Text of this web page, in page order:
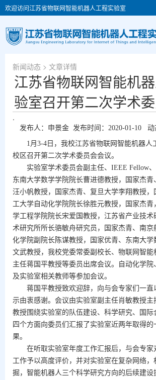
欢迎访问江苏省物联网智能机器人工程实验室
新闻动态 > 文章详情
江苏省物联网智能机
验室召开第二次学术
.
发布人：申景金 发布时间：2020-01-10 动
1 月 3-4 日，我校江苏省物联网智能机器人
校区召开第二次学术委员会会议。
实验室学术委员会副主任、 IEEE Fellow
东南大学数学学院院长曹进德教授，国家杰
汪小帆教授，国家杰青、复旦大学李翔教授，
工大学自动化学院院长徐胜元教授，国家杰
学工程学院院长宋爱国教授，江苏省产业技术
术研究所所长骆敏舟研究员，国家杰青、南
化学院副院长陈谋教授，国家优青、东南大学
文武教授，我校党委常委副校长、物联网智能
主任蒋国平教授等委员出席会议。自动化学院
及实验室相关教师等参加会议。
蒋国平教授致欢迎辞，向与会专家们一直
示由衷感谢。会议由实验室副主任肖敏教授主
教授围绕实验室的队伍建设、科学研究、国际
四个方面向委员们汇报了实验室近两年取得的
果。
在听取实验室年度工作汇报后，与会专家
工作予以高度评价，并对实验室在复杂网络
掘，智能机器人三个科学研究方向的后续建设